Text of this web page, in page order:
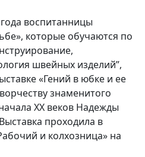
воспитанницы
которые обучаются по
швейных изделий”,
«Гений в юбке и ее
знаменитого
XX веков Надежды
проходила в
и колхозница» на